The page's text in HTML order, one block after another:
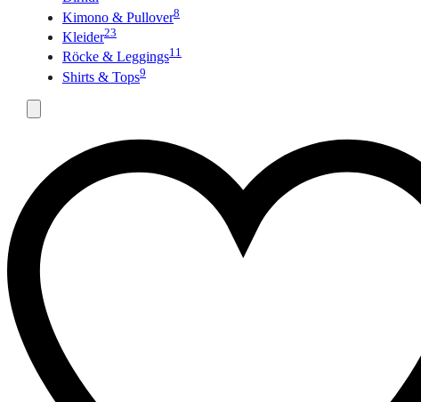
Kimono & Pullover8
Kleider23
Röcke & Leggings11
Shirts & Tops9